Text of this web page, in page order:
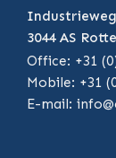
3044 AS
Office: +31
Mobile: +31
E-mail: